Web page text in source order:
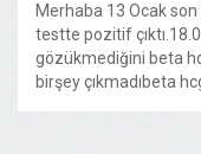
Merhaba 13 Ocak
testte pozitif
gözükmediğini beta
birşey çıkmadıbeta